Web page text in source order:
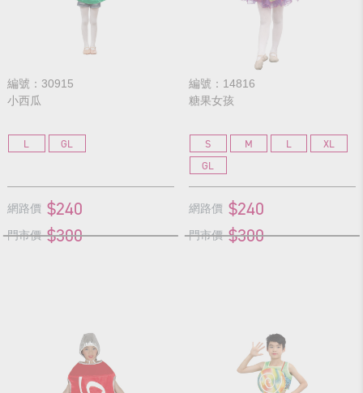
編號：30915
小西瓜
L GL
網路價 $240
門市價 $300
編號：14816
糖果女孩
S M L
XL
GL
網路價 $240
門市價 $300